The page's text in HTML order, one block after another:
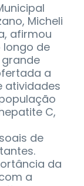
Micheli
afirmou
longo de
a
atividades
C,
de
da
a